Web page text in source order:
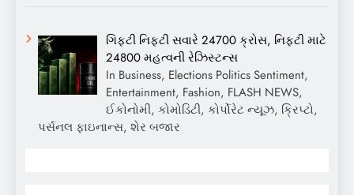
ગિફ્ટી નિફ્ટી સવારે 24700 ક્રોસ, નિફ્ટી માટે
24800 મહત્વની રેઝિસ્ટન્સ
In Business, Elections Politics Sentiment,
Entertainment, Fashion, FLASH NEWS,
ઈકોનોમી, કોમોડિટી, કોર્પોરેટ ન્યૂઝ, ક્રિપ્ટો,
પર્સનલ ફાઇનાન્સ, શેર બજાર